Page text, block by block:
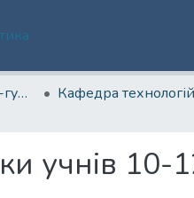
Факультет соціально-гуманітарних технологій, спорту та реабілітації
учнів 10-